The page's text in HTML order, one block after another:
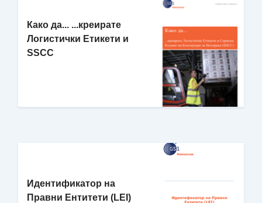
Како да... ...креирате
Логистички Етикети и
SSCC
Идентификатор на
Правни Ентитети (LEI)